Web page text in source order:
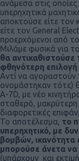
ανάμεσα στις
υπερηχητικά
αποκτούσε είτε τον
είτε τον General
προερχόμενοι από
Μιλάμε φυσικά για το
θα αντικαθιστούσε
φθηνότερη
Αντί να αγοραστούν
ονομάστηκαν τότε)
Α-7D, με νέο
σταθερό,
διαφορετικές
Το αποτέλεσμα, το
υπερηχητικό, με
βομβών,
μπορούσε άνετα να
(υπάρχουν και